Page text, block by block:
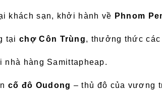
khách sạn, khởi hành về Phnom
tạichợ Côn Trùng, thưởng thức các
nhà hàng Samittapheap.
cố đô Oudong – thủ đô của vương